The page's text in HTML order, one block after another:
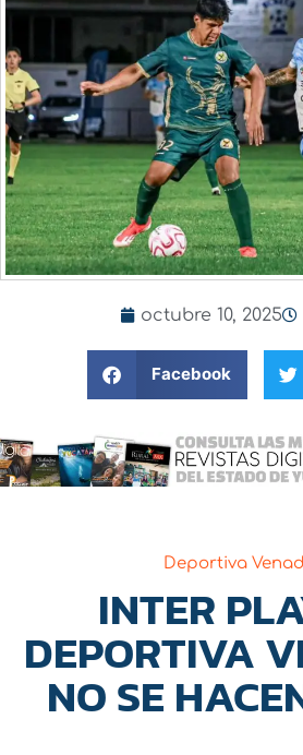
octubre 10, 2025
Facebook
Deportiva
INTER
DEPORTIVA
NO SE